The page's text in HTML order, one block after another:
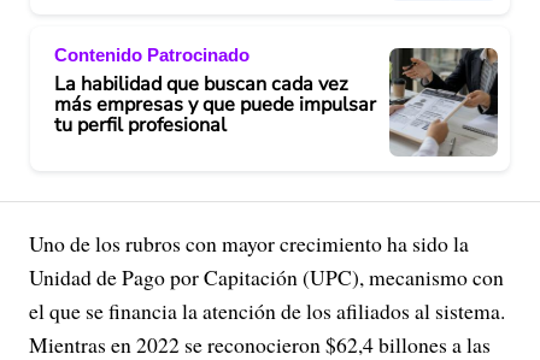
Contenido Patrocinado
La habilidad que buscan cada vez
más empresas y que puede impulsar
tu perfil profesional
Uno de los rubros con mayor crecimiento ha sido la
Unidad de Pago por Capitación (UPC), mecanismo con
el que se financia la atención de los afiliados al sistema.
Mientras en 2022 se reconocieron $62,4 billones a las